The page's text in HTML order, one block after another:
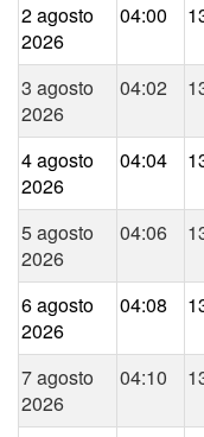
2 agosto
2026
04:00
3 agosto
2026
04:02
4 agosto
2026
04:04
5 agosto
2026
04:06
6 agosto
2026
04:08
7 agosto
2026
04:10